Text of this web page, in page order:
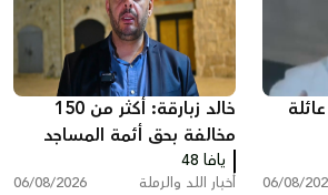
06/08/
خالد زبارقة: أكثر من 150
مخالفة بحق أئمة المساجد
بسبب رفع الأذان في اللد
يافا 48
أخبار اللد والرملة 06/08/2026